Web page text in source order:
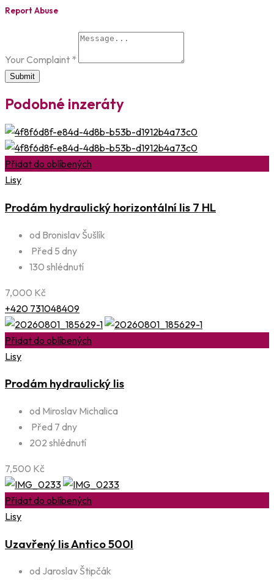
Report Abuse
Your Complaint *
Submit
Podobné inzeráty
Přidat do oblíbených
Lisy
Prodám hydraulický horizontální lis 7 HL
od Bronislav Šušlík
Před 5 dny
130 shlédnutí
7,000 Kč
+420 731048409
Přidat do oblíbených
Lisy
Prodám hydraulický lis
od Miroslav Michalica
Před 7 dny
202 shlédnutí
7,500 Kč
Přidat do oblíbených
Lisy
Uzavřený lis Antico 500l
od Jaroslav Štipčák